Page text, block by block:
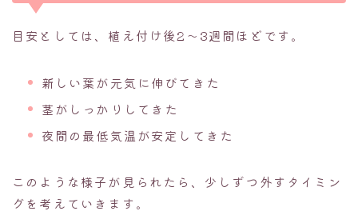
目安としては、植え付け後2〜3週間ほどです。
新しい葉が元気に伸びてきた
茎がしっかりしてきた
夜間の最低気温が安定してきた
このような様子が見られたら、少しずつ外すタイミン
グを考えていきます。